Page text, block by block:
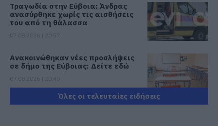
Τραγωδία στην Εύβοια: Άνδρας
ανασύρθηκε χωρίς τις αισθήσεις
του από τη θάλασσα
Ανακοινώθηκαν νέες προσλήψεις
σε δήμο της Εύβοιας: Δείτε εδώ
Όλες οι τελευταίες ειδήσεις